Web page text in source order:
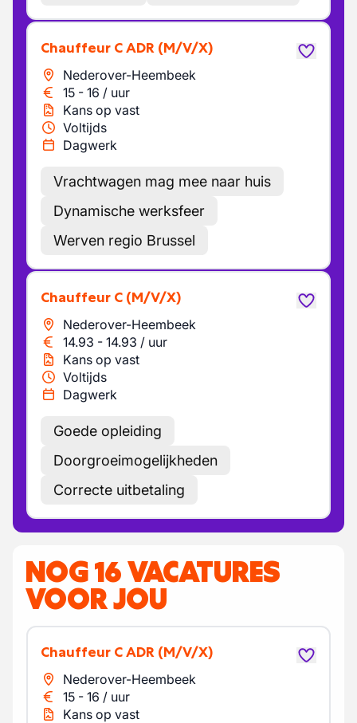
Chauffeur C ADR (M/V/X)
Nederover-Heembeek
15 - 16 / uur
Kans op vast
Voltijds
Dagwerk
Vrachtwagen mag mee naar huis
Dynamische werksfeer
Werven regio Brussel
Chauffeur C (M/V/X)
Nederover-Heembeek
14.93 - 14.93 / uur
Kans op vast
Voltijds
Dagwerk
Goede opleiding
Doorgroeimogelijkheden
Correcte uitbetaling
NOG 16 VACATURES
VOOR JOU
Chauffeur C ADR (M/V/X)
Nederover-Heembeek
15 - 16 / uur
Kans op vast